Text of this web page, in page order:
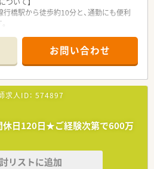
橋駅から徒歩約10分と、通勤にも便利
度です。
ですが、2名体制にするための募集です。
3名在籍しており、手厚くサポートして
像について】
地域医療を支える新たな力となってくだ
ます。
感を持ち、主体的に業務に取り組んでい
ます。
、経験よりも患者様と向き合う姿勢や人
お問い合わせ
求人ID： 574897
休日120日★ご経験次第で600万
リストに追加